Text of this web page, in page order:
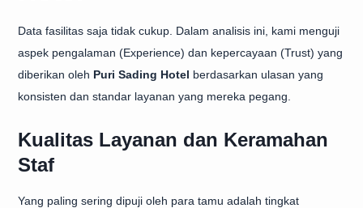
Data fasilitas saja tidak cukup. Dalam analisis ini, kami menguji
aspek pengalaman (Experience) dan kepercayaan (Trust) yang
diberikan oleh Puri Sading Hotel berdasarkan ulasan yang
konsisten dan standar layanan yang mereka pegang.
Kualitas Layanan dan Keramahan
Staf
Yang paling sering dipuji oleh para tamu adalah tingkat